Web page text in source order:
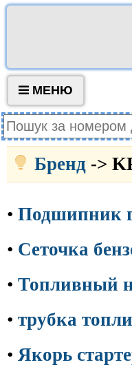
МЕНЮ
Бренд ->
• Подшипник
• Сеточка
• Топливный
• трубка
• Якорь